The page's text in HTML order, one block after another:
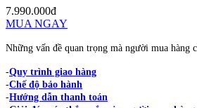
7.990.000đ
MUA NGAY
Những vấn đề quan trọng mà người mua hàng
-Quy trình giao hàng
-Chế độ bảo hành
-Hướng dẫn thanh toán